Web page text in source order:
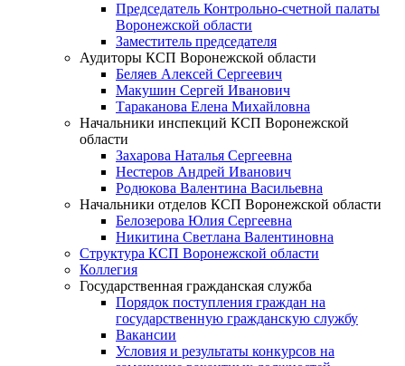
Председатель Контрольно-счетной палаты
Воронежской области
Заместитель председателя
Аудиторы КСП Воронежской области
Беляев Алексей Сергеевич
Макушин Сергей Иванович
Тараканова Елена Михайловна
Начальники инспекций КСП Воронежской
области
Захарова Наталья Сергеевна
Нестеров Андрей Иванович
Родюкова Валентина Васильевна
Начальники отделов КСП Воронежской области
Белозерова Юлия Сергеевна
Никитина Светлана Валентиновна
Структура КСП Воронежской области
Коллегия
Государственная гражданская служба
Порядок поступления граждан на
государственную гражданскую службу
Вакансии
Условия и результаты конкурсов на